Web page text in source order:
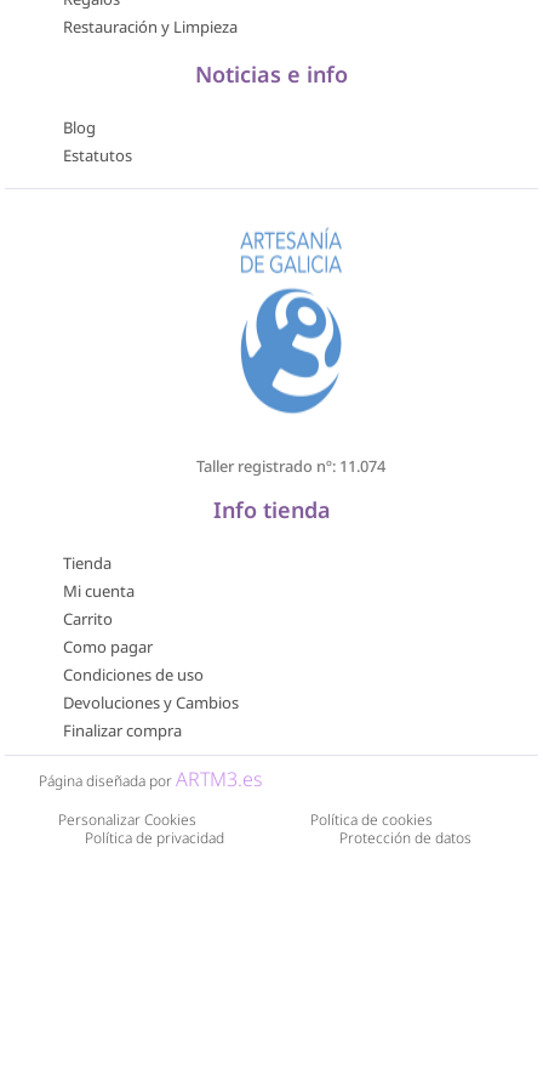
Restauración y Limpieza
Noticias e info
Blog
Estatutos
Taller registrado nº: 11.074
Info tienda
Tienda
Mi cuenta
Carrito
Como pagar
Condiciones de uso
Devoluciones y Cambios
Finalizar compra
Página diseñada porARTM3.es
Personalizar Cookies
Política de cookies
Política de privacidad
Protección de datos